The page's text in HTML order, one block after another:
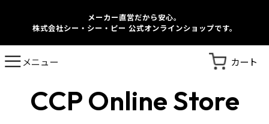
メーカー直営だから安心。
株式会社シー・シー・ピー 公式オンラインショップです。
メニュー カート
CCP Online Store